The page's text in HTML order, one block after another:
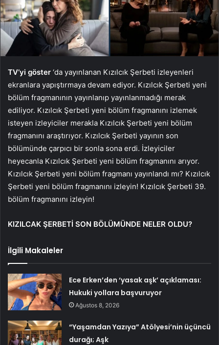
TV’yi göster ‘da yayınlanan Kızılcık Şerbeti izleyenleri
ekranlara yapıştırmaya devam ediyor. Kızılcık Şerbeti yeni
bölüm fragmanının yayınlanıp yayınlanmadığı merak
ediliyor. Kızılcık Şerbeti yeni bölüm fragmanını izlemek
isteyen izleyiciler merakla Kızılcık Şerbeti yeni bölüm
fragmanını araştırıyor. Kızılcık Şerbeti yayının son
bölümünde çarpıcı bir sonla sona erdi. İzleyiciler
heyecanla Kızılcık Şerbeti yeni bölüm fragmanını arıyor.
Kızılcık Şerbeti yeni bölüm fragmanı yayınlandı mı? Kızılcık
Şerbeti yeni bölüm fragmanını izleyin! Kızılcık Şerbeti 39.
bölüm fragmanını izleyin!
KIZILCAK ŞERBETİ SON BÖLÜMÜNDE NELER OLDU?
İlgili Makaleler
Ece Erken’den ‘yasak aşk’ açıklaması:
Hukuki yollara başvuruyor
Ağustos 8, 2026
“Yaşamdan Yazıya” Atölyesi’nin üçüncü
durağı; Aşk